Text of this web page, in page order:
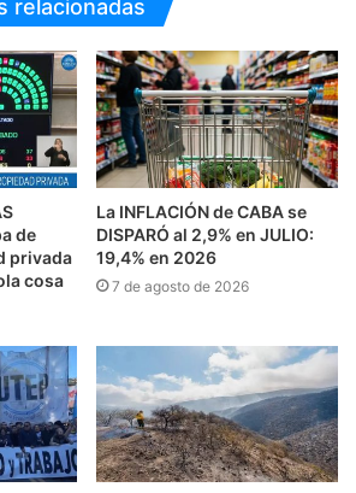
relacionadas
de
privada
cosa
La INFLACIÓN de CABA se
DISPARÓ al 2,9% en JULIO:
19,4% en 2026
7 de agosto de 2026